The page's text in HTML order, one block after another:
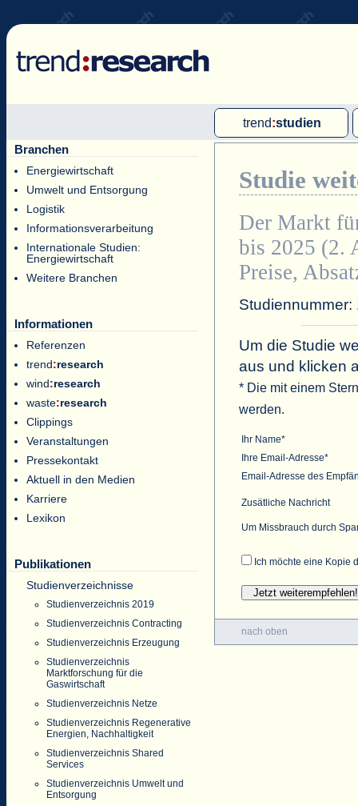
trend:studien
Single-Client-Studien
Branchen
Energiewirtschaft
Umwelt und Entsorgung
Logistik
Informationsverarbeitung
Internationale Studien:
Energiewirtschaft
Weitere Branchen
Informationen
Referenzen
trend:research
wind:research
waste:research
Clippings
Veranstaltungen
Pressekontakt
Aktuell in den Medien
Karriere
Lexikon
Publikationen
Studienverzeichnisse
Studienverzeichnis 2019
Studienverzeichnis Contracting
Studienverzeichnis Erzeugung
Studienverzeichnis
Marktforschung für die
Gaswirtschaft
Studienverzeichnis Netze
Studienverzeichnis Regenerative
Energien, Nachhaltigkeit
Studienverzeichnis Shared
Services
Studienverzeichnis Umwelt und
Entsorgung
Studie
Der Markt
bis 2025
Preise,
Um die Studie
aus und klicken
* Die mit einem
werden.
Ihr Name*
Ihre Email-Adresse*
Email-Adresse des
Zusätliche Nachricht
Um Missbrauch durch
Ich möchte eine Kopie
nach oben